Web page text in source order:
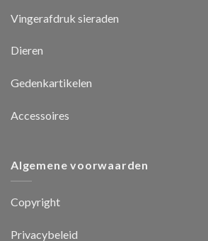
Vingerafdruk sieraden
Dieren
Gedenkartikelen
Accessoires
Algemene voorwaarden
Copyright
Privacybeleid